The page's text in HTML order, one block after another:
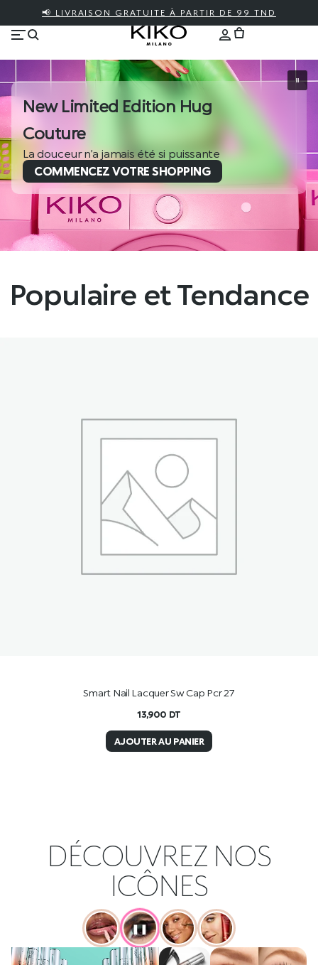
📢 LIVRAISON GRATUITE À PARTIR DE 99 TND
Nouvelle Love Fusion
Une histoire d’amour qui mêle soin et maquillage
COMMENCEZ VOTRE SHOPPING
Populaire et Tendance
Smart Nail Lacquer Sw Cap Pcr 27
13,900 DT
AJOUTER AU PANIER
DÉCOUVREZ NOS
ICÔNES
❚❚